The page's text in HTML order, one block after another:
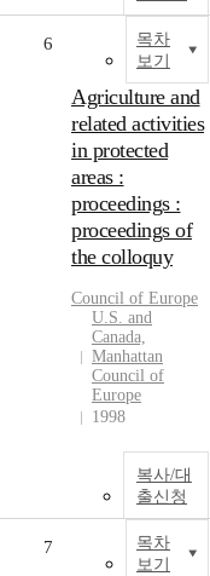
목차
보기
6
Agriculture and
related activities
in protected
areas :
proceedings :
proceedings of
the colloquy
Council of Europe
U.S. and
Canada,
Manhattan
Council of
Europe
1998
복사/대
출신청
목차
보기
7